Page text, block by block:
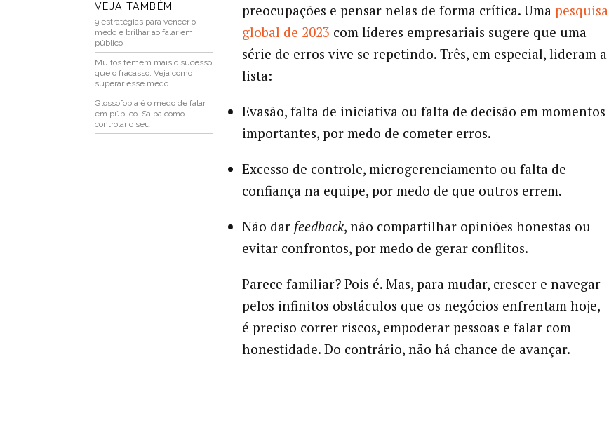
VEJA TAMBÉM
9 estratégias para vencer o
medo e brilhar ao falar em
público
Muitos temem mais o sucesso
que o fracasso. Veja como
superar esse medo
Glossofobia é o medo de falar
em público. Saiba como
controlar o seu
preocupações e pensar nelas de forma crítica. Uma pesquisa
global de 2023 com líderes empresariais sugere que uma
série de erros vive se repetindo. Três, em especial, lideram a
lista:
Evasão, falta de iniciativa ou falta de decisão em momentos
importantes, por medo de cometer erros.
Excesso de controle, microgerenciamento ou falta de
confiança na equipe, por medo de que outros errem.
Não dar feedback, não compartilhar opiniões honestas ou
evitar confrontos, por medo de gerar conflitos.
Parece familiar? Pois é. Mas, para mudar, crescer e navegar
pelos infinitos obstáculos que os negócios enfrentam hoje,
é preciso correr riscos, empoderar pessoas e falar com
honestidade. Do contrário, não há chance de avançar.